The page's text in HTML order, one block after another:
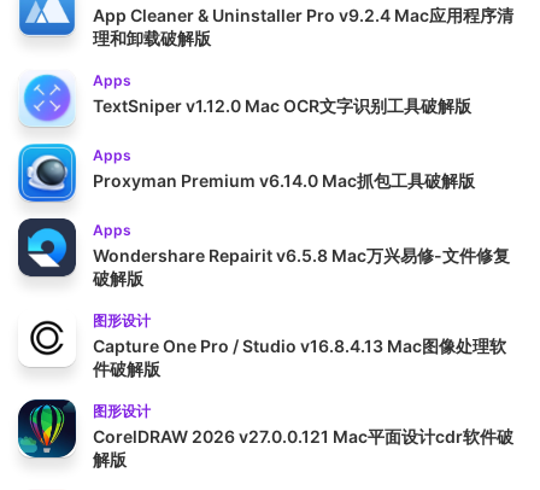
App Cleaner & Uninstaller Pro v9.2.4 Mac应用程序清
理和卸载破解版
Apps
TextSniper v1.12.0 Mac OCR文字识别工具破解版
Apps
Proxyman Premium v6.14.0 Mac抓包工具破解版
Apps
Wondershare Repairit v6.5.8 Mac万兴易修-文件修复
破解版
图形设计
Capture One Pro / Studio v16.8.4.13 Mac图像处理软
件破解版
图形设计
CorelDRAW 2026 v27.0.0.121 Mac平面设计cdr软件破
解版